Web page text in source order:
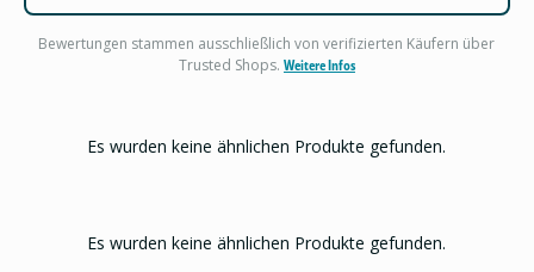
Bewertungen stammen ausschließlich von verifizierten Käufern über
Trusted Shops. Weitere Infos
Es wurden keine ähnlichen Produkte gefunden.
Es wurden keine ähnlichen Produkte gefunden.